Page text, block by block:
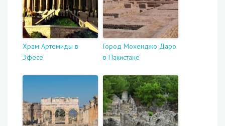
Храм Артемиды в
Эфесе
Город Мохенджо Даро
в Пакистане